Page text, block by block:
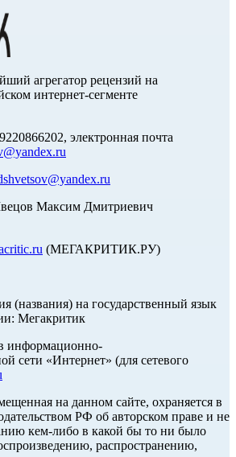
агрегатор рецензий на
интернет-сегменте
электронная почта
Максим Дмитриевич
(МЕГАКРИТИК.РУ)
(названия) на государственный язык
Мегакритик
информационно-
сети «Интернет» (для сетевого
на данном сайте, охраняется в
РФ об авторском праве и не
кем-либо в какой бы то ни было
распространению,